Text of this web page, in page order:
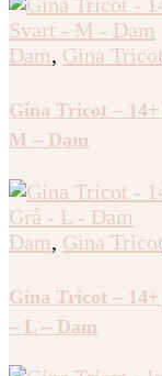
Dam, Gina Tricot
Gina Tricot –
M – Dam
Dam, Gina Tricot
Gina Tricot –
– L – Dam